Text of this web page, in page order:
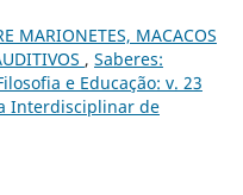
MARIONETES, MACACOS
, Saberes:
e Educação: v. 23
Interdisciplinar de